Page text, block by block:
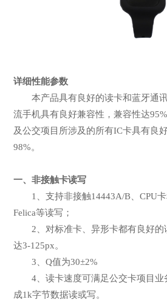
详细性能参数
本产品具有良好的读卡和蓝牙通
流手机具有良好兼容性，兼容性达
及公交项目所涉及的所有IC卡具有良
98%。
一、非接触卡读写
1、支持非接触14443A/B、CPU
Felica等读写；
2、对标准卡、异形卡都有良好
达3-125px。
3、Q值为30±2%
4、读卡速度可满足公交卡项目
成1k字节数据读或写。